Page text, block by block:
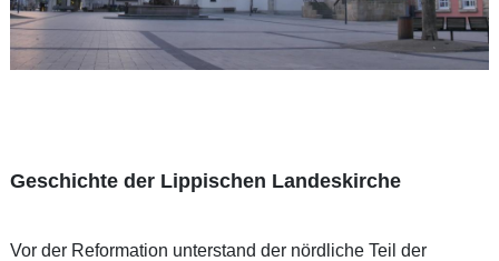
Geschichte der Lippischen Landeskirche
Vor der Reformation unterstand der nördliche Teil der